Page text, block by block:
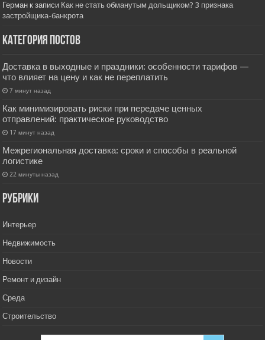
Герман к записи Как не стать обманутым дольщиком? 3 признака
застройщика-банкрота
Категория постов
Доставка в выходные и праздники: особенности тарифов —
что влияет на цену и как не переплатить
7 минут назад
Как минимизировать риски при передаче ценных
отправлений: практическое руководство
17 минут назад
Межрегиональная доставка: сроки и способы в реальной
логистике
22 минуты назад
РУбрики
Интерьер
Недвижимость
Новости
Ремонт и дизайн
Среда
Строительство